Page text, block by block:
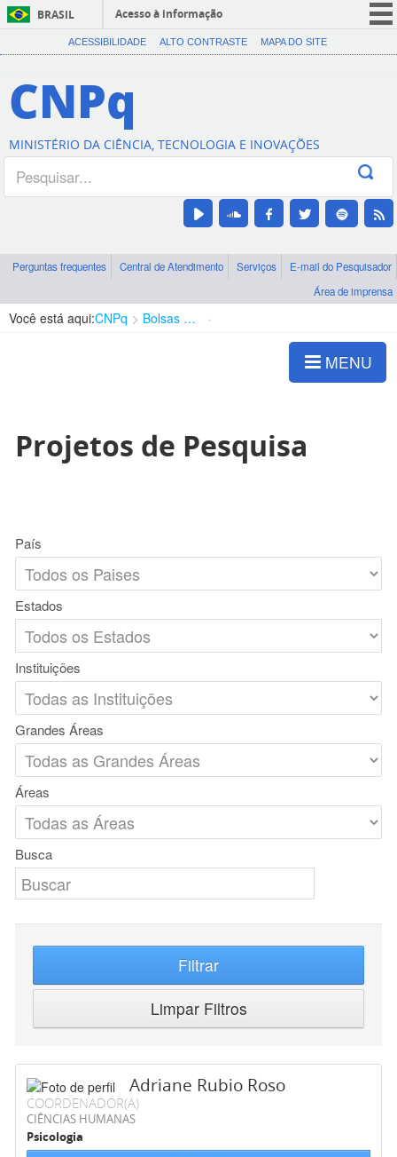
BRASIL
Acesso à informação
CORONAVÍRUS (COVID-19)
Canais
ACESSIBILIDADE ALTO CONTRASTE MAPA DO SITE
CNPq
MINISTÉRIO DA CIÊNCIA, TECNOLOGIA E INOVAÇÕES
Perguntas frequentes Central de Atendimento Serviços
E-mail do Pesquisador
Área de imprensa
Você está aqui:CNPq Bolsas e Auxílios Vigentes
MENU
Projetos de Pesquisa
País
Estados
Instituições
Grandes Áreas
Áreas
Busca
Filtrar
Limpar Filtros
Adriane Rubio Roso
COORDENADOR(A)
CIÊNCIAS HUMANAS
Psicologia